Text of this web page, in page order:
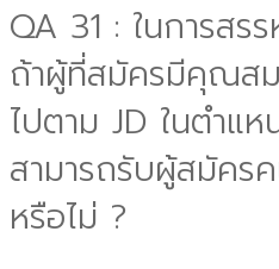
QA 31 : ในการสร
ถ้าผู้ที่สมัครมีคุณส
ไปตาม JD ในตำแ
สามารถรับผู้สมัคร
หรือไม่ ?